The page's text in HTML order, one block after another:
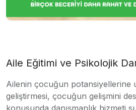
Aile Eğitimi ve Psikolojik
Ailenin çocuğun potansiyellerine
geliştirmesi, çocuğun gelişmini
konusunda danışmanlık hizmeti